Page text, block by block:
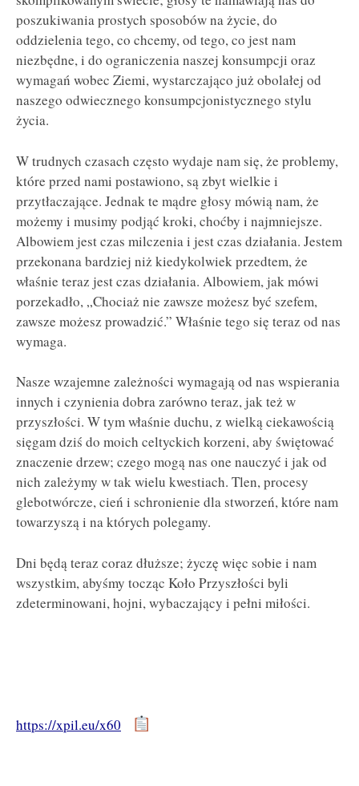
poszukiwania prostych sposobów na życie, do
oddzielenia tego, co chcemy, od tego, co jest nam
niezbędne, i do ograniczenia naszej konsumpcji oraz
wymagań wobec Ziemi, wystarczająco już obolałej od
naszego odwiecznego konsumpcjonistycznego stylu
życia.
W trudnych czasach często wydaje nam się, że problemy,
które przed nami postawiono, są zbyt wielkie i
przytłaczające. Jednak te mądre głosy mówią nam, że
możemy i musimy podjąć kroki, choćby i najmniejsze.
Albowiem jest czas milczenia i jest czas działania. Jestem
przekonana bardziej niż kiedykolwiek przedtem, że
właśnie teraz jest czas działania. Albowiem, jak mówi
porzekadło, „Chociaż nie zawsze możesz być szefem,
zawsze możesz prowadzić.” Właśnie tego się teraz od nas
wymaga.
Nasze wzajemne zależności wymagają od nas wspierania
innych i czynienia dobra zarówno teraz, jak też w
przyszłości. W tym właśnie duchu, z wielką ciekawością
sięgam dziś do moich celtyckich korzeni, aby świętować
znaczenie drzew; czego mogą nas one nauczyć i jak od
nich zależymy w tak wielu kwestiach. Tlen, procesy
glebotwórcze, cień i schronienie dla stworzeń, które nam
towarzyszą i na których polegamy.
Dni będą teraz coraz dłuższe; życzę więc sobie i nam
wszystkim, abyśmy tocząc Koło Przyszłości byli
zdeterminowani, hojni, wybaczający i pełni miłości.
https://xpil.eu/x60